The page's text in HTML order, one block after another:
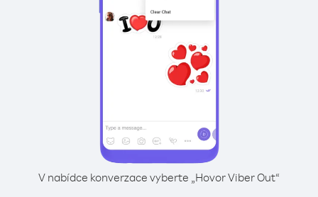
V nabídce konverzace vyberte „Hovor Viber Out“